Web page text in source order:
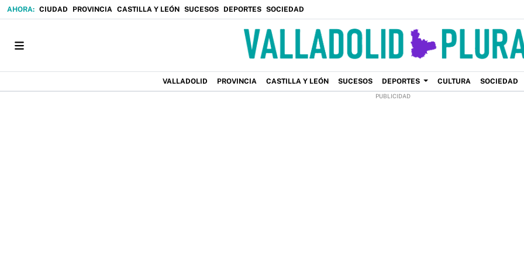
CIUDAD PROVINCIA CASTILLA Y LEÓN SUCESOS DEPORTES SOCIEDAD
VALLADOLID PROVINCIA CASTILLA Y LEÓN SUCESOS DEPORTES CULTURA SOCIEDAD